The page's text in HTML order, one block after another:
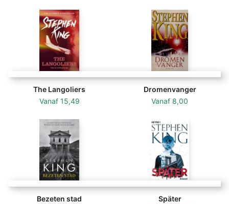
The Langoliers
Vanaf 15,49
Dromenvanger
Vanaf 8,00
Bezeten stad
Später